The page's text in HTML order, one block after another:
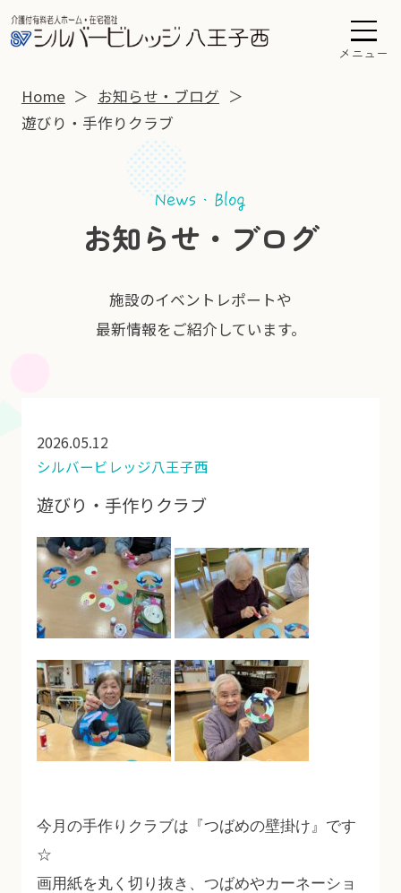
メニュー
Home
お知らせ・ブログ
遊びり・手作りクラブ
お知らせ・ブログ
施設のイベントレポートや
最新情報をご紹介しています。
2026.05.12
シルバービレッジ八王子西
遊びり・手作りクラブ
今月の手作りクラブは『つばめの壁掛け』です
☆
画用紙を丸く切り抜き、つばめやカーネーショ